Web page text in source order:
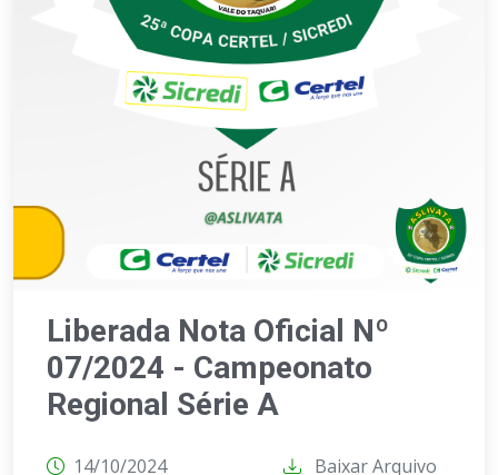
Liberada Nota Oficial Nº
07/2024 - Campeonato
Regional Série A
14/10/2024 Baixar Arquivo